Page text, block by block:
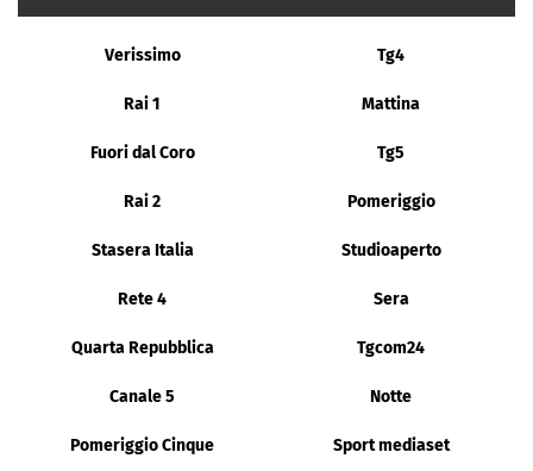
Verissimo Tg4
Rai 1 Mattina
Fuori dal Coro Tg5
Rai 2 Pomeriggio
Stasera Italia Studioaperto
Rete 4 Sera
Quarta Repubblica Tgcom24
Canale 5 Notte
Pomeriggio Cinque Sport mediaset